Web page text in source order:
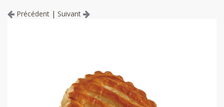
Précédent | Suivant